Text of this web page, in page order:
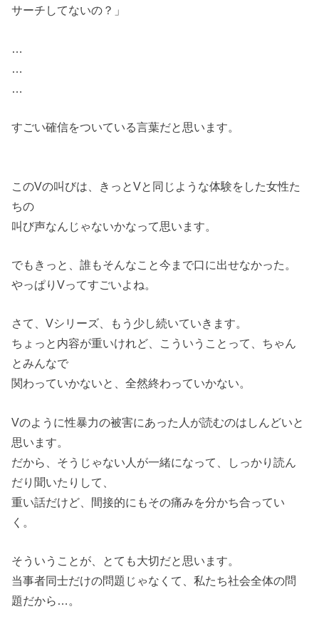
サーチしてないの？」
…
…
…
すごい確信をついている言葉だと思います。
このVの叫びは、 きっとVと同じような体験をした女性た
ちの
叫び声なんじゃないかなって思います。
でもきっと、誰もそんなこと今まで口に出せなかった。
やっぱりVってすごいよね。
さて、Vシリーズ、
もう少し続いていきます。
ちょっと内容が重いけれど、 こういうことって、 ちゃん
とみんなで
関わっていかないと、全然終わっていかない。
Vのように性暴力の被害にあった人が読むのはしんどいと
思います。
だから、そうじゃない人が一緒になって、
しっかり読ん
だり聞いたりして、
重い話だけど、間接的にもその痛みを分かち合ってい
く。
そういうことが、とても大切だと思います。
当事者同士だけの問題じゃなくて、私たち社会全体の問
題だから…。